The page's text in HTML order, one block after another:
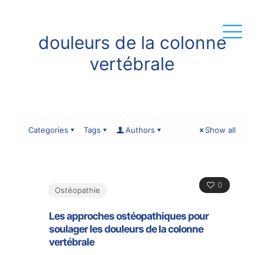
douleurs de la colonne
vertébrale
Categories Tags Authors Show all
0
Ostéopathie
Les approches ostéopathiques pour
soulager les douleurs de la colonne
vertébrale